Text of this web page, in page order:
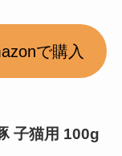
で購入
子猫用 100g